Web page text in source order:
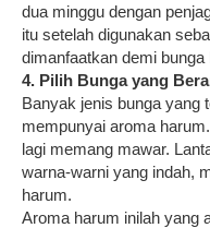
dua minggu dengan
itu setelah digunakan
dimanfaatkan demi bunga
4. Pilih Bunga yang
Banyak jenis bunga yang
mempunyai aroma
lagi memang mawar.
warna-warni yang indah,
harum.
Aroma harum inilah yang